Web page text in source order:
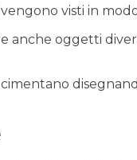
visti in
anche oggetti